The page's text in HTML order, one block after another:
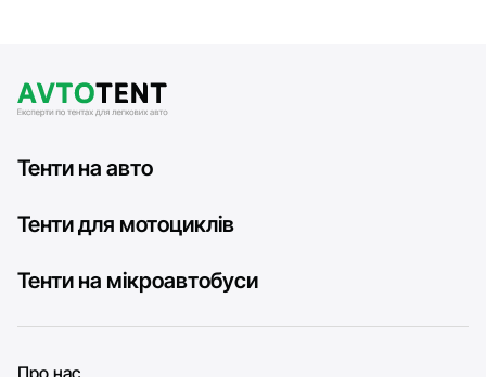
Тенти на авто
Тенти для мотоциклів
Тенти на мікроавтобуси